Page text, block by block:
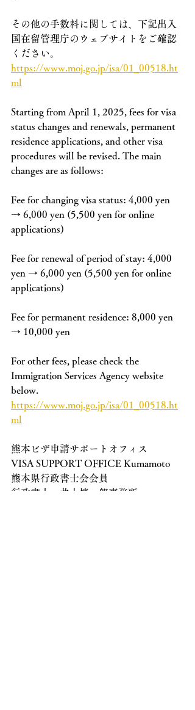
その他の手数料に関しては、下記出入
国在留管理庁のウェブサイトをご確認
ください。
https://www.moj.go.jp/isa/01_00518.ht
ml
Starting from April 1, 2025, fees for visa
status changes and renewals, permanent
residence applications, and other visa
procedures will be revised. The main
changes are as follows:
Fee for changing visa status: 4,000 yen
→ 6,000 yen (5,500 yen for online
applications)
Fee for renewal of period of stay: 4,000
yen → 6,000 yen (5,500 yen for online
applications)
Fee for permanent residence: 8,000 yen
→ 10,000 yen
For other fees, please check the
Immigration Services Agency website
below.
https://www.moj.go.jp/isa/01_00518.ht
ml
熊本ビザ申請サポートオフィス
VISA SUPPORT OFFICE Kumamoto
熊本県行政書士会会員
行政書士　井上慎一郎事務所